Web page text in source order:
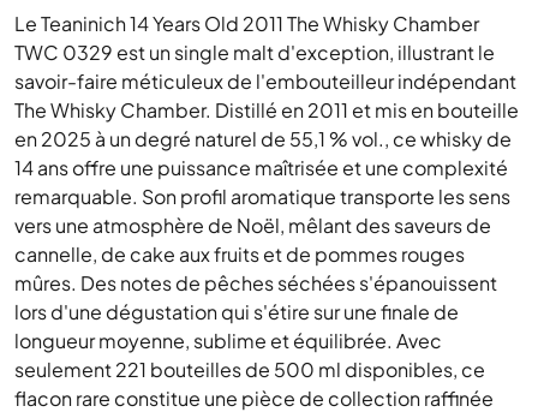
Le Teaninich 14 Years Old 2011 The Whisky Chamber
TWC 0329 est un single malt d'exception, illustrant le
savoir-faire méticuleux de l'embouteilleur indépendant
The Whisky Chamber. Distillé en 2011 et mis en bouteille
en 2025 à un degré naturel de 55,1 % vol., ce whisky de
14 ans offre une puissance maîtrisée et une complexité
remarquable. Son profil aromatique transporte les sens
vers une atmosphère de Noël, mêlant des saveurs de
cannelle, de cake aux fruits et de pommes rouges
mûres. Des notes de pêches séchées s'épanouissent
lors d'une dégustation qui s'étire sur une finale de
longueur moyenne, sublime et équilibrée. Avec
seulement 221 bouteilles de 500 ml disponibles, ce
flacon rare constitue une pièce de collection raffinée